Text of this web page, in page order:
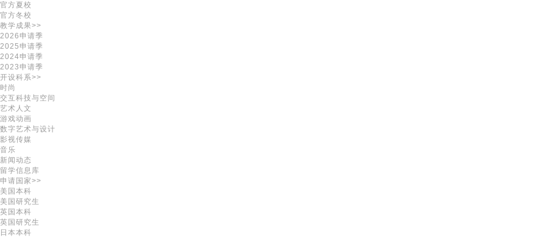
官方夏校
官方冬校
教学成果>>
2026申请季
2025申请季
2024申请季
2023申请季
开设科系>>
时尚
交互科技与空间
艺术人文
游戏动画
数字艺术与设计
影视传媒
音乐
新闻动态
留学信息库
申请国家>>
美国本科
美国研究生
英国本科
英国研究生
日本本科